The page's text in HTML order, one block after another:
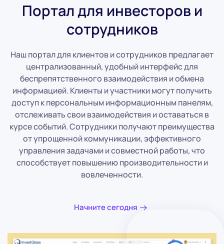
Портал для инвесторов и
сотрудников
Наш портал для клиентов и сотрудников предлагает
централизованный, удобный интерфейс для
беспрепятственного взаимодействия и обмена
информацией. Клиенты и участники могут получить
доступ к персональным информационным панелям,
отслеживать свои взаимодействия и оставаться в
курсе событий. Сотрудники получают преимущества
от упрощенной коммуникации, эффективного
управления задачами и совместной работы, что
способствует повышению производительности и
вовлеченности.
Начните сегодня